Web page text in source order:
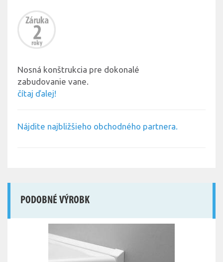
Nosná konštrukcia pre dokonalé
zabudovanie vane.
čítaj ďalej!
Nájdite najbližšieho obchodného partnera.
PODOBNÉ VÝROBK